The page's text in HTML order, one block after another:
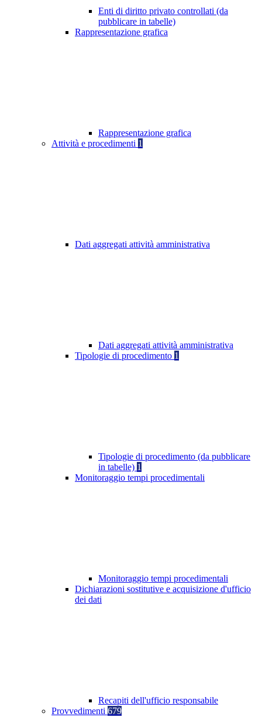
Enti di diritto privato controllati (da
pubblicare in tabelle)
Rappresentazione grafica
Rappresentazione grafica
Attività e procedimenti 1
Dati aggregati attività amministrativa
Dati aggregati attività amministrativa
Tipologie di procedimento 1
Tipologie di procedimento (da pubblicare
in tabelle) 1
Monitoraggio tempi procedimentali
Monitoraggio tempi procedimentali
Dichiarazioni sostitutive e acquisizione d'ufficio
dei dati
Recapiti dell'ufficio responsabile
Provvedimenti 679